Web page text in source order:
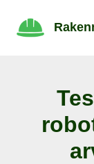
sisältöön